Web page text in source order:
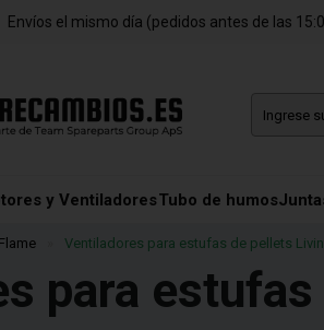
Envíos el mismo día (pedidos antes de las
y VentiladoresTubo de humos
Ventiladores para estufas de pellets
para